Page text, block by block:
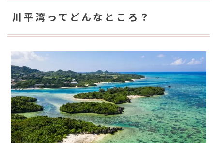
川平湾ってどんなところ？